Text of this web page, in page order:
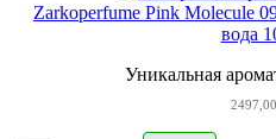
Zarkoperfume Pink Molecule
вода
Уникальная